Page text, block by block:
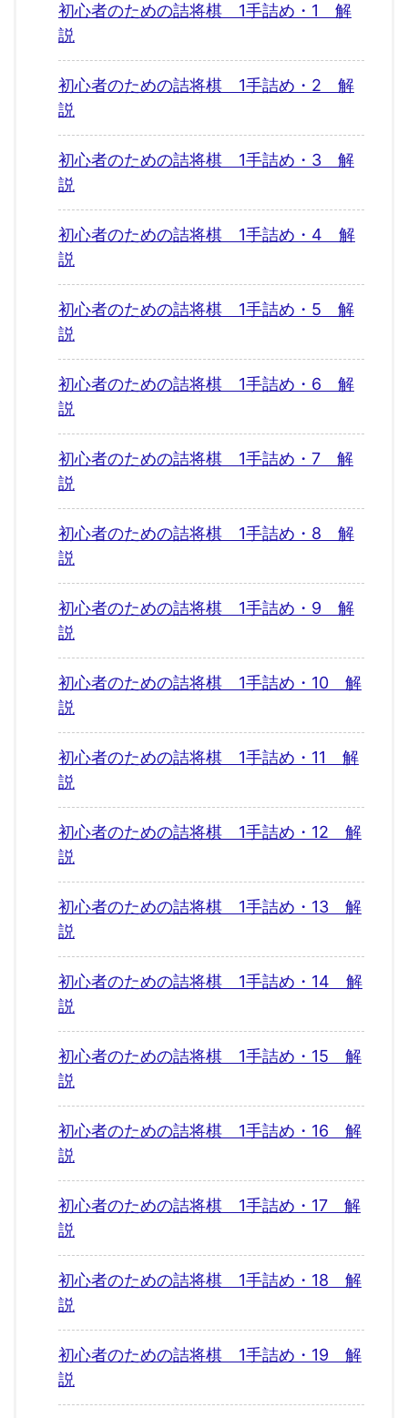
初心者のための詰将棋 1手詰め・1 解
説
初心者のための詰将棋 1手詰め・2 解
説
初心者のための詰将棋 1手詰め・3 解
説
初心者のための詰将棋 1手詰め・4 解
説
初心者のための詰将棋 1手詰め・5 解
説
初心者のための詰将棋 1手詰め・6 解
説
初心者のための詰将棋 1手詰め・7 解
説
初心者のための詰将棋 1手詰め・8 解
説
初心者のための詰将棋 1手詰め・9 解
説
初心者のための詰将棋 1手詰め・10 解
説
初心者のための詰将棋 1手詰め・11 解
説
初心者のための詰将棋 1手詰め・12 解
説
初心者のための詰将棋 1手詰め・13 解
説
初心者のための詰将棋 1手詰め・14 解
説
初心者のための詰将棋 1手詰め・15 解
説
初心者のための詰将棋 1手詰め・16 解
説
初心者のための詰将棋 1手詰め・17 解
説
初心者のための詰将棋 1手詰め・18 解
説
初心者のための詰将棋 1手詰め・19 解
説